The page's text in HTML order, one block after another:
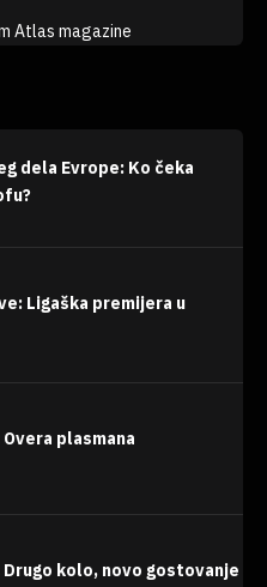
Atlas magazine
dela Evrope: Ko čeka
Ligaška premijera u
plasmana
Drugo kolo, novo gostovanje